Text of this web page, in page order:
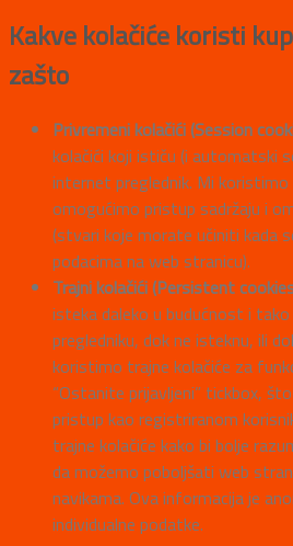
Kakve kolačiće koristi
zašto
Privremeni kolačići (Session
kolačići koji ističu (i automatski
internet preglednik. Mi
omogućimo pristup sadržaju i
(stvari koje morate učiniti kada
podacima na web stranicu).
Trajni kolačići (Persistent
isteka daleko u budućnost i
pregledniku, dok ne isteknu, ili
koristimo trajne kolačiće za
“Ostanite prijavljeni” tickbox,
pristup kao registriranom
trajne kolačiće kako bi bolje
da možemo poboljšati web
navikama. Ova informacija je
individualne podatke.